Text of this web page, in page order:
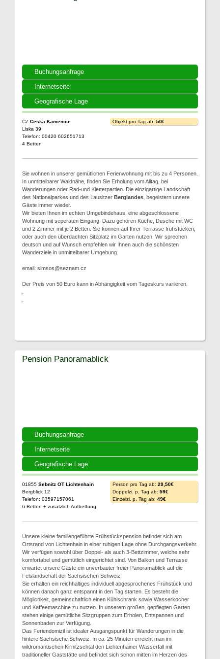
Buchungsanfrage
Internetseite
Geografische Lage
CZ Ceska Kamenice
Liska 39
Telefon: 00420 602651713
4 Betten
Objekt pro Tag ab: 50€
Sie wohnen in unserer gemütlichen Ferienwohnung mit bis zu 4 Personen.
In unmittelbarer Waldnähe, finden Sie Erholung vom Alltag, bei
Wanderungen oder Rad-und Kletterpartien. Die einzigartige Landschaft
des Nationalparkes und des Lausitzer Berglandes , begeistern unsere
Gäste immer wieder.
Wir bieten Ihnen im echten Umgebindehaus, eine abgeschlossene
Wohnung mit seperaten Eingang. Dazu gehören Küche, Dusche mit WC
und 2 Zimmer mit je 2 Betten. Sie können auf Ihrer Terrasse frühstücken,
oder auch den überdachten Sitzplatz im Garten nutzen. Wir sprechen
deutsch und auf Wunsch empfehlen wir Ihnen auch die schönsten
Wanderziele in unmittelbarer Umgebung.
email: simsos@seznam.cz
Der Preis von 50 Euro kann in Abhängigkeit vom Tageskurs variieren.
Buchungsanfrage
Internetseite
Geografische Lage
Pension Panoramablick
01855 Sebnitz OT Lichtenhain
Bergblick 12
Telefon: 03597157061
6 Betten + zusätzlich Aufbettung
Person pro Tag ab: 29,50€
Doppelzi. p. Tag ab: 59€
Einzelzi. p. Tag ab: 49€
Unsere kleine familiengeführte Frühstückspension befindet sich am
Ortsrand von Lichtenhain in einer ruhigen Lage ohne Durchgangsverkehr.
Wir verfügen sowohl über Doppel- als auch 3-Bettzimmer, welche sehr
komfortabel und gemütlich eingerichtet sind. Von Balkon und Terrasse
erwartet unsere Gäste ein unverbauter freier Panoramablick auf die
Felslandschaft der Sächsischen Schweiz.
Sie erhalten ein reichhaltiges individuell abgesprochenes Frühstück und
können danach ganz entspannt in den Tag starten. Es besteht die
Möglichkeit, gemeinschaftlich einen Kühlschrank sowie Wasserkocher
und Kaffeemaschine zu nutzen. In unserem großen, gepflegten Garten
stehen einige gemütliche Sitzgruppen zum Erholen, Entspannen und
Sonnenbaden zur Verfügung.
Das Feriendomizil ist idealer Ausgangspunkt für Wanderungen in die
hintere Sächsische Schweiz. In ca. 25 Minuten erreicht man im
wildromantischen Kirnitzschtal den Lichtenhainer Wasserfall mit
traditioneller Gaststätte und befindet sich schon mitten im Herzen des